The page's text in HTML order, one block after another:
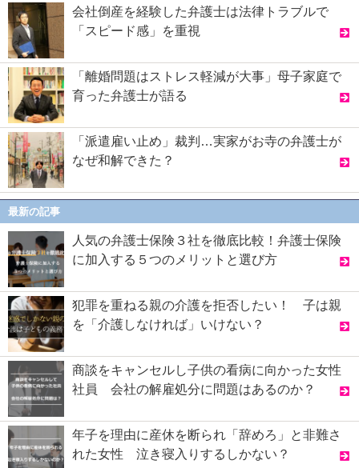
会社倒産を経験した弁護士は法律トラブルで
「スピード感」を重視
「離婚問題はストレス軽減が大事」母子家庭で
育った弁護士が語る
「派遣雇い止め」裁判…実家がお寺の弁護士が
なぜ和解できた？
最新の記事
人気の弁護士保険３社を徹底比較！弁護士保険
に加入する５つのメリットと選び方
犯罪を重ねる親の介護を拒否したい！ 子は親
を「介護しなければ」いけない？
商談をキャンセルし子供の看病に向かった女性
社員 会社の解雇処分に問題はあるのか？
年子を理由に産休を断られ「辞めろ」と非難さ
れた女性 泣き寝入りするしかない？